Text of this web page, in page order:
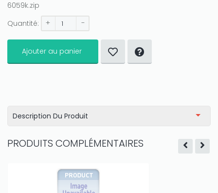
6059k.zip
Quantité:
+ -
Ajouter au panier
Description Du Produit
PRODUITS COMPLÉMENTAIRES